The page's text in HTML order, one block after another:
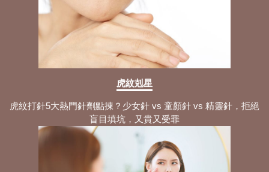
虎紋剋星
虎紋打針5大熱門針劑點揀？少女針 vs 童顏針 vs 精靈針，拒絕
盲目填坑，又貴又受罪